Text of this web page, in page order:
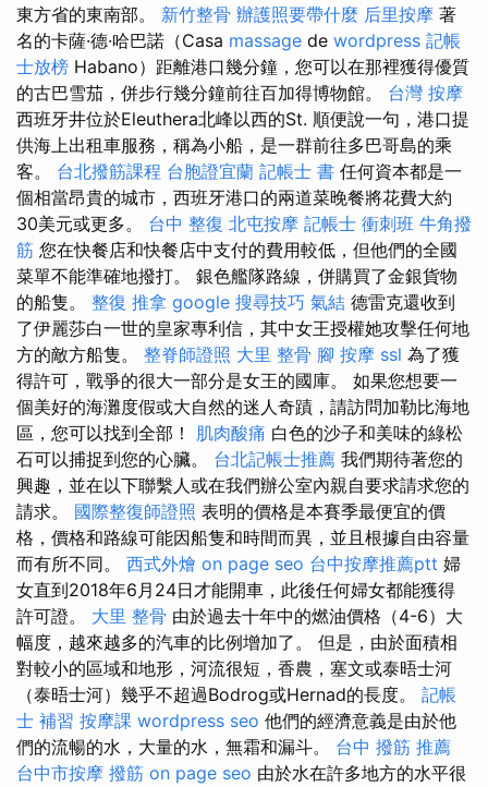
東方省的東南部。 新竹整骨 辦護照要帶什麼 后里按摩 著
名的卡薩·德·哈巴諾（Casa massage de wordpress 記帳
士放榜 Habano）距離港口幾分鐘，您可以在那裡獲得優質
的古巴雪茄，併步行幾分鐘前往百加得博物館。 台灣 按摩
西班牙井位於Eleuthera北峰以西的St. 順便說一句，港口提
供海上出租車服務，稱為小船，是一群前往多巴哥島的乘
客。 台北撥筋課程 台胞證宜蘭 記帳士 書 任何資本都是一
個相當昂貴的城市，西班牙港口的兩道菜晚餐將花費大約
30美元或更多。 台中 整復 北屯按摩 記帳士 衝刺班 牛角撥
筋 您在快餐店和快餐店中支付的費用較低，但他們的全國
菜單不能準確地撥打。 銀色艦隊路線，併購買了金銀貨物
的船隻。 整復 推拿 google 搜尋技巧 氣結 德雷克還收到
了伊麗莎白一世的皇家專利信，其中女王授權她攻擊任何地
方的敵方船隻。 整脊師證照 大里 整骨 腳 按摩 ssl 為了獲
得許可，戰爭的很大一部分是女王的國庫。 如果您想要一
個美好的海灘度假或大自然的迷人奇蹟，請訪問加勒比海地
區，您可以找到全部！ 肌肉酸痛 白色的沙子和美味的綠松
石可以捕捉到您的心臟。 台北記帳士推薦 我們期待著您的
興趣，並在以下聯繫人或在我們辦公室內親自要求請求您的
請求。 國際整復師證照 表明的價格是本賽季最便宜的價
格，價格和路線可能因船隻和時間而異，並且根據自由容量
而有所不同。 西式外燴 on page seo 台中按摩推薦ptt 婦
女直到2018年6月24日才能開車，此後任何婦女都能獲得
許可證。 大里 整骨 由於過去十年中的燃油價格（4-6）大
幅度，越來越多的汽車的比例增加了。 但是，由於面積相
對較小的區域和地形，河流很短，香農，塞文或泰晤士河
（泰晤士河）幾乎不超過Bodrog或Hernad的長度。 記帳
士 補習 按摩課 wordpress seo 他們的經濟意義是由於他
們的流暢的水，大量的水，無霜和漏斗。 台中 撥筋 推薦
台中市按摩 撥筋 on page seo 由於水在許多地方的水平很